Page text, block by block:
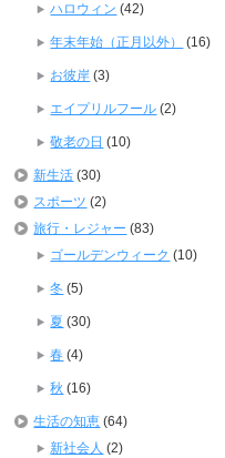
ハロウィン (42)
年末年始（正月以外） (16)
お彼岸 (3)
エイプリルフール (2)
敬老の日 (10)
新生活 (30)
スポーツ (2)
旅行・レジャー (83)
ゴールデンウィーク (10)
冬 (5)
夏 (30)
春 (4)
秋 (16)
生活の知恵 (64)
新社会人 (2)